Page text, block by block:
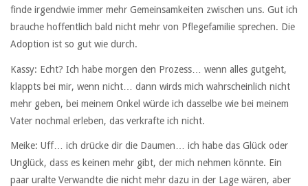
finde irgendwie immer mehr Gemeinsamkeiten zwischen uns. Gut ich
brauche hoffentlich bald nicht mehr von Pflegefamilie sprechen. Die
Adoption ist so gut wie durch.
Kassy: Echt? Ich habe morgen den Prozess… wenn alles gutgeht,
klappts bei mir, wenn nicht… dann wirds mich wahrscheinlich nicht
mehr geben, bei meinem Onkel würde ich dasselbe wie bei meinem
Vater nochmal erleben, das verkrafte ich nicht.
Meike: Uff… ich drücke dir die Daumen… ich habe das Glück oder
Unglück, dass es keinen mehr gibt, der mich nehmen könnte. Ein
paar uralte Verwandte die nicht mehr dazu in der Lage wären, aber